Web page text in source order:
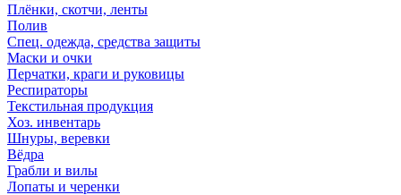
Плёнки, скотчи, ленты
Полив
Спец. одежда, средства защиты
Маски и очки
Перчатки, краги и руковицы
Респираторы
Текстильная продукция
Хоз. инвентарь
Шнуры, веревки
Вёдра
Грабли и вилы
Лопаты и черенки